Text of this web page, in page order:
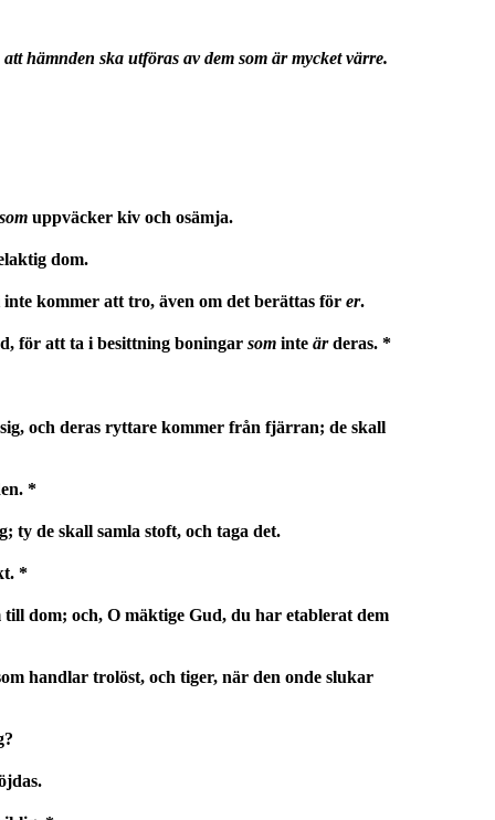
hämnden ska utföras av dem som är mycket värre.
som uppväcker kiv och osämja.
dom.
kommer att tro, även om det berättas för er.
för att ta i besittning boningar som inte ärderas. *
och deras ryttare kommer från fjärran; de skall
*
de skall samla stoft, och taga det.
*
dom; och, O mäktige Gud, du har etablerat dem
handlar trolöst, och tiger, när den onde slukar